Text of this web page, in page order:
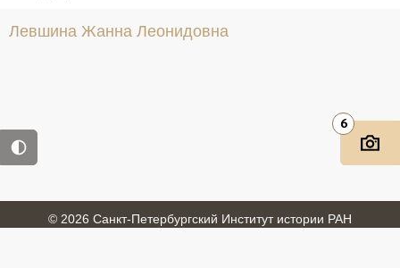
Левшина Жанна Леонидовна
6
© 2026 Санкт-Петербургский Институт истории РАН